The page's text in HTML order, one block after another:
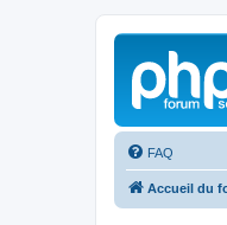
FAQ
Accueil du